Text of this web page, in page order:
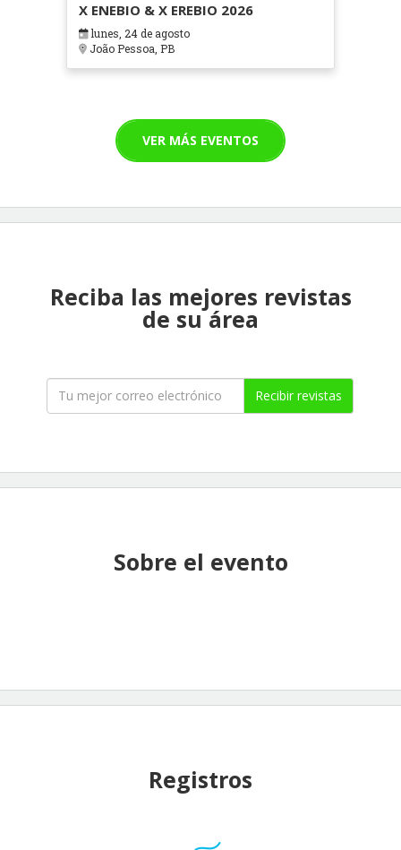
X ENEBIO & X EREBIO 2026
lunes, 24 de agosto
João Pessoa, PB
VER MÁS EVENTOS
Reciba las mejores revistas
de su área
Recibir revistas
Sobre el evento
Registros